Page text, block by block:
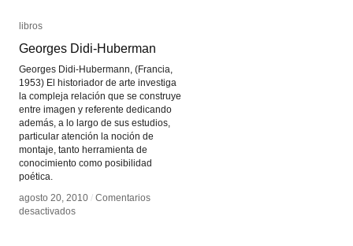
libros
Georges Didi-Huberman
Georges Didi-Hubermann, (Francia,
1953) El historiador de arte investiga
la compleja relación que se construye
entre imagen y referente dedicando
además, a lo largo de sus estudios,
particular atención la noción de
montaje, tanto herramienta de
conocimiento como posibilidad
poética.
agosto 20, 2010 / Comentarios
desactivadosen
libros
Georges Didi-Huberman
agosto 20, 2010 / Comentarios
desactivadosen